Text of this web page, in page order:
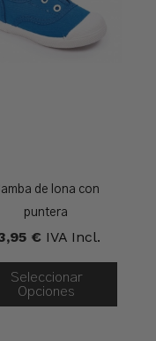
de lona con
puntera
€ IVA Incl.
Seleccionar
Opciones